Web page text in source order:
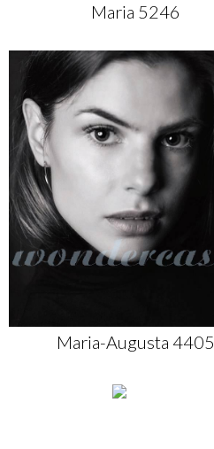
Maria 5246
Maria-Augusta 4405